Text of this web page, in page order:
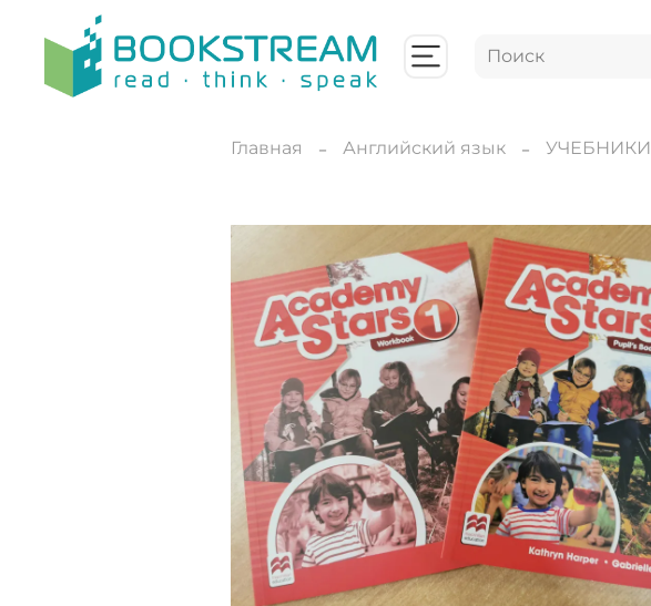
Главная Английский язык УЧЕБНИКИ